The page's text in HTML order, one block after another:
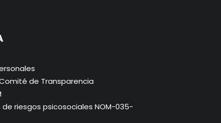
de Transparencia
riesgos psicosociales NOM-035-